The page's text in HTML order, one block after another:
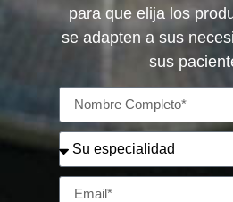
para que elija los
se adapten a sus
sus